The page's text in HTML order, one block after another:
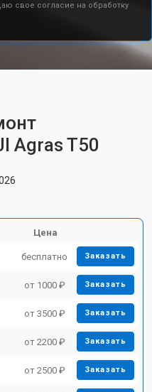
свое согласие на обработку
Agras T50
Цена
бесплатно Заказать
от 1000 ₽ Заказать
от 3500 ₽ Заказать
от 2200 ₽ Заказать
от 2500 ₽ Заказать